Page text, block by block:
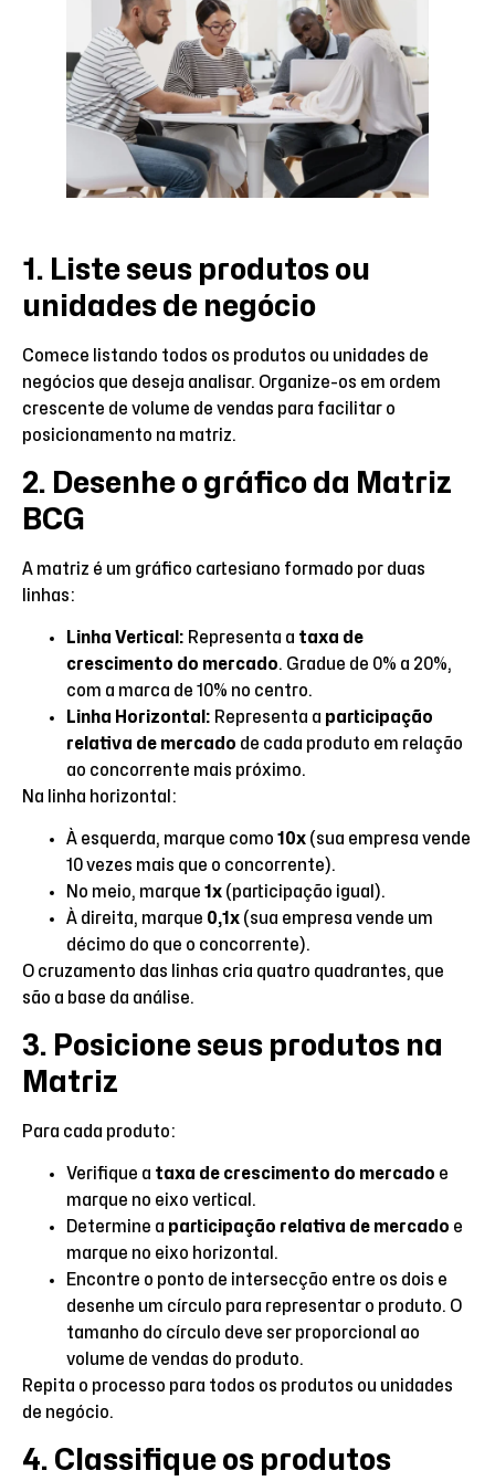
1. Liste seus produtos ou
unidades de negócio
Comece listando todos os produtos ou unidades de
negócios que deseja analisar. Organize-os em ordem
crescente de volume de vendas para facilitar o
posicionamento na matriz.
2. Desenhe o gráfico da Matriz
BCG
A matriz é um gráfico cartesiano formado por duas
linhas:
Linha Vertical: Representa a taxa de
crescimento do mercado. Gradue de 0% a 20%,
com a marca de 10% no centro.
Linha Horizontal: Representa a participação
relativa de mercado de cada produto em relação
ao concorrente mais próximo.
Na linha horizontal:
À esquerda, marque como 10x (sua empresa vende
10 vezes mais que o concorrente).
No meio, marque 1x (participação igual).
À direita, marque 0,1x (sua empresa vende um
décimo do que o concorrente).
O cruzamento das linhas cria quatro quadrantes, que
são a base da análise.
3. Posicione seus produtos na
Matriz
Para cada produto:
Verifique a taxa de crescimento do mercado e
marque no eixo vertical.
Determine a participação relativa de mercado e
marque no eixo horizontal.
Encontre o ponto de intersecção entre os dois e
desenhe um círculo para representar o produto. O
tamanho do círculo deve ser proporcional ao
volume de vendas do produto.
Repita o processo para todos os produtos ou unidades
de negócio.
4. Classifique os produtos